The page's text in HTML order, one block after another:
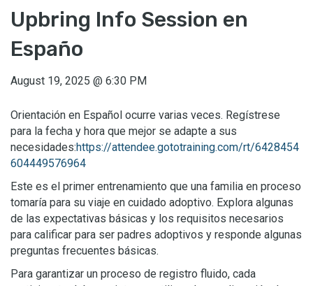
Upbring Info Session en
Españo
August 19, 2025 @ 6:30 PM
Orientación en Español ocurre varias veces. Regístrese
para la fecha y hora que mejor se adapte a sus
necesidades:https://attendee.gototraining.com/rt/6428454
604449576964
Este es el primer entrenamiento que una familia en proceso
tomaría para su viaje en cuidado adoptivo. Explora algunas
de las expectativas básicas y los requisitos necesarios
para calificar para ser padres adoptivos y responde algunas
preguntas frecuentes básicas.
Para garantizar un proceso de registro fluido, cada